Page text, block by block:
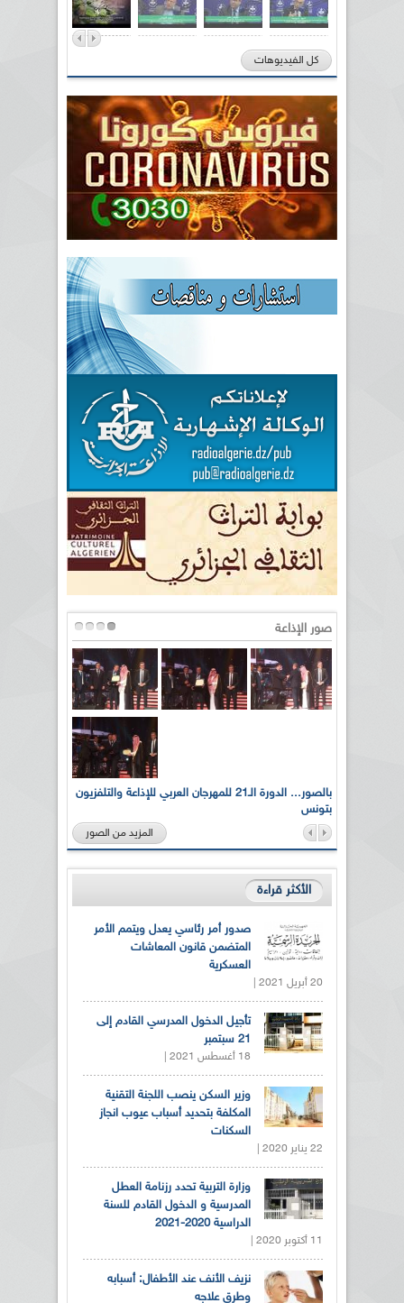
كل الفيديوهات
صور الإذاعة
بالصور... الدورة الـ21 للمهرجان العربي للإذاعة والتلفزيون
بتونس
المزيد من الصور
الأكثر قراءة
صدور أمر رئاسي يعدل ويتمم الأمر
المتضمن قانون المعاشات
العسكرية
20 أبريل 2021 |
تأجيل الدخول المدرسي القادم إلى
21 سبتمبر
18 أغسطس 2021 |
وزير السكن ينصب اللجنة التقنية
المكلفة بتحديد أسباب عيوب انجاز
السكنات
22 يناير 2020 |
وزارة التربية تحدد رزنامة العطل
المدرسية و الدخول القادم للسنة
الدراسية 2020-2021
11 أكتوبر 2020 |
نزيف الأنف عند الأطفال: أسبابه
وطرق علاجه